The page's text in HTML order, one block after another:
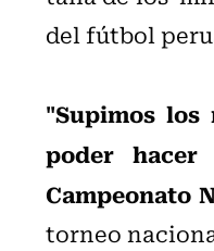
del fútbol
"Supimos
poder
Campeonato
torneo